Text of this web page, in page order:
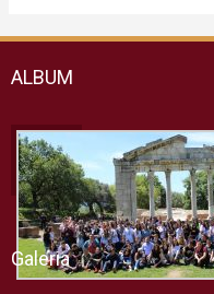
ALBUM
Galeria